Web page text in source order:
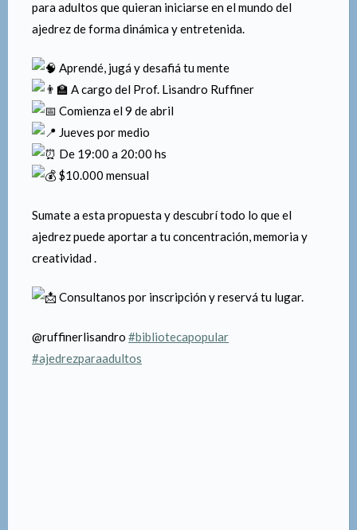
EN
ADULTOS ¡Se viene el Taller de
Ajedrez!
Publicado el30/03/2026por
ADULTOS ¡Se viene el Taller de Ajedrez!
¿Te gustaría aprender a jugar o mejorar tu estrategia?
Este es el espacio ideal para vos: un encuentro pensado
ajedrez de forma dinámica y entretenida.
Aprendé, jugá y desafiá tu mente
Comienza el 9 de abril
$10.000 mensual